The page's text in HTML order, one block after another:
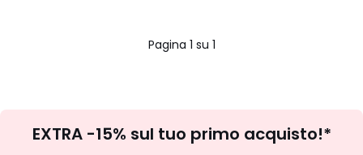
Pagina 1 su 1
newsletter
EXTRA -15% sul tuo primo acquisto!*